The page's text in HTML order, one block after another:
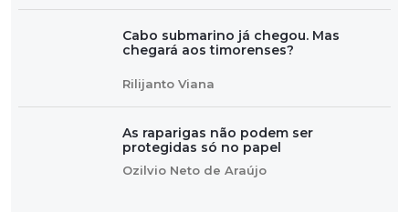
Cabo submarino já chegou. Mas
chegará aos timorenses?
Rilijanto Viana
As raparigas não podem ser
protegidas só no papel
Ozilvio Neto de Araújo